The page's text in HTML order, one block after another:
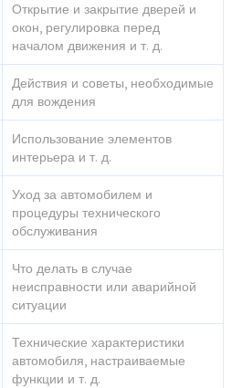
Открытие и закрытие дверей и
окон, регулировка перед
началом движения и т. д.
Действия и советы, необходимые
для вождения
Использование элементов
интерьера и т. д.
Уход за автомобилем и
процедуры технического
обслуживания
Что делать в случае
неисправности или аварийной
ситуации
Технические характеристики
автомобиля, настраиваемые
функции и т. д.